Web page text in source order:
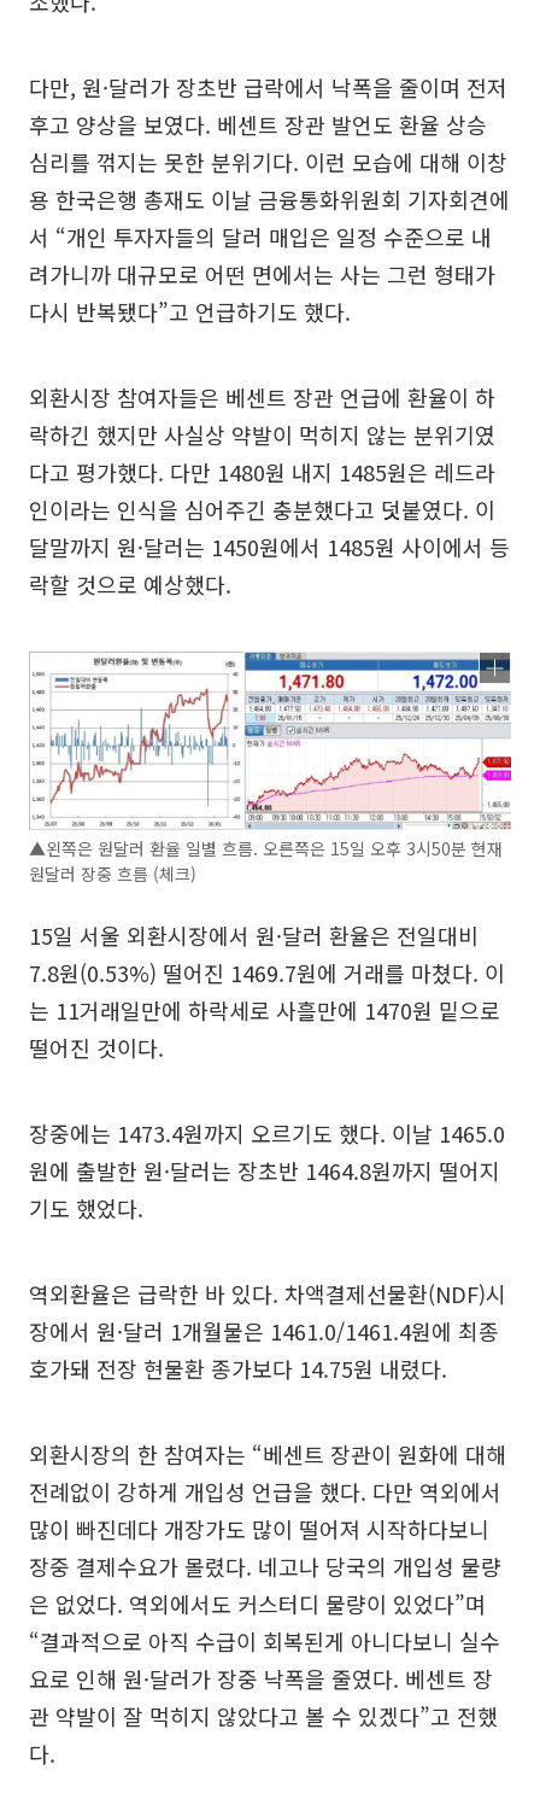
다만, 원·달러가 장초반 급락에서 낙폭을 줄이며 전저
후고 양상을 보였다. 베센트 장관 발언도 환율 상승
심리를 꺾지는 못한 분위기다. 이런 모습에 대해 이창
용 한국은행 총재도 이날 금융통화위원회 기자회견에
서 “개인 투자자들의 달러 매입은 일정 수준으로 내
려가니까 대규모로 어떤 면에서는 사는 그런 형태가
다시 반복됐다”고 언급하기도 했다.
외환시장 참여자들은 베센트 장관 언급에 환율이 하
락하긴 했지만 사실상 약발이 먹히지 않는 분위기였
다고 평가했다. 다만 1480원 내지 1485원은 레드라
인이라는 인식을 심어주긴 충분했다고 덧붙였다. 이
달말까지 원·달러는 1450원에서 1485원 사이에서 등
락할 것으로 예상했다.
▲왼쪽은 원달러 환율 일별 흐름. 오른쯕은 15일 오후 3시50분 현재
원달러 장중 흐름 (체크)
15일 서울 외환시장에서 원·달러 환율은 전일대비
7.8원(0.53%) 떨어진 1469.7원에 거래를 마쳤다. 이
는 11거래일만에 하락세로 사흘만에 1470원 밑으로
떨어진 것이다.
장중에는 1473.4원까지 오르기도 했다. 이날 1465.0
원에 출발한 원·달러는 장초반 1464.8원까지 떨어지
기도 했었다.
역외환율은 급락한 바 있다. 차액결제선물환(NDF)시
장에서 원·달러 1개월물은 1461.0/1461.4원에 최종
호가돼 전장 현물환 종가보다 14.75원 내렸다.
외환시장의 한 참여자는 “베센트 장관이 원화에 대해
전례없이 강하게 개입성 언급을 했다. 다만 역외에서
많이 빠진데다 개장가도 많이 떨어져 시작하다보니
장중 결제수요가 몰렸다. 네고나 당국의 개입성 물량
은 없었다. 역외에서도 커스터디 물량이 있었다”며
“결과적으로 아직 수급이 회복된게 아니다보니 실수
요로 인해 원·달러가 장중 낙폭을 줄였다. 베센트 장
관 약발이 잘 먹히지 않았다고 볼 수 있겠다”고 전했
다.